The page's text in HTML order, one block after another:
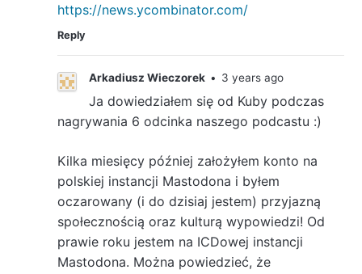
https://news.ycombinator.com/
Reply
Arkadiusz Wieczorek • 3 years ago
Ja dowiedziałem się od Kuby podczas
nagrywania 6 odcinka naszego podcastu :)
Kilka miesięcy później założyłem konto na
polskiej instancji Mastodona i byłem
oczarowany (i do dzisiaj jestem) przyjazną
społecznością oraz kulturą wypowiedzi! Od
prawie roku jestem na ICDowej instancji
Mastodona. Można powiedzieć, że